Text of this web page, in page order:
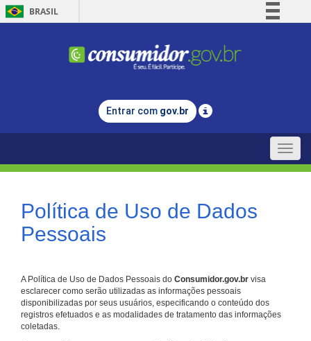
BRASIL
Comunica BR
Legislação
Entrar com gov.br
Toggle
Política de Uso de Dados
Pessoais
A Política de Uso de Dados Pessoais do Consumidor.gov.br visa
esclarecer como serão utilizadas as informações pessoais
disponibilizadas por seus usuários, especificando o conteúdo dos
registros efetuados e as modalidades de tratamento das informações
coletadas.